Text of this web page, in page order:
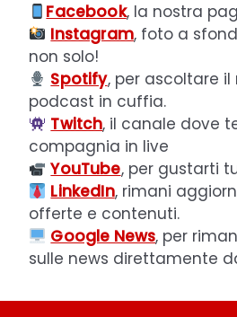
Facebook, la nostra
Instagram, foto a
non solo!
Spotify, per ascoltare
podcast in cuffia.
Twitch, il canale dove
compagnia in live
YouTube, per gustarti
LinkedIn, rimani
offerte e contenuti.
Google News, per
sulle news direttamente